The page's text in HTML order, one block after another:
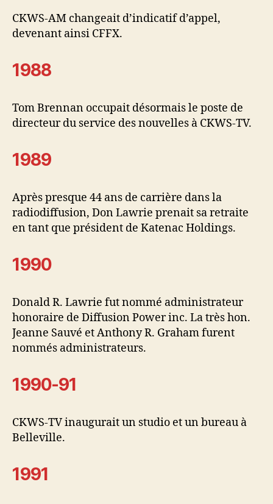
CKWS-AM changeait d’indicatif d’appel,
devenant ainsi CFFX.
1988
Tom Brennan occupait désormais le poste de
directeur du service des nouvelles à CKWS-TV.
1989
Après presque 44 ans de carrière dans la
radiodiffusion, Don Lawrie prenait sa retraite
en tant que président de Katenac Holdings.
1990
Donald R. Lawrie fut nommé administrateur
honoraire de Diffusion Power inc. La très hon.
Jeanne Sauvé et Anthony R. Graham furent
nommés administrateurs.
1990-91
CKWS-TV inaugurait un studio et un bureau à
Belleville.
1991